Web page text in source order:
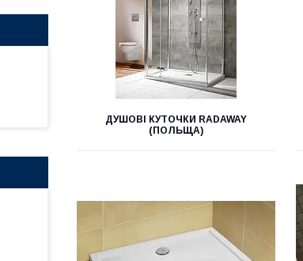
ДУШОВІ КУТОЧКИ RADAWAY
(ПОЛЬЩА)